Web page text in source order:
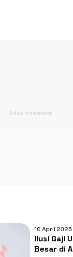
10 April 2026
Ilusi Gaji
Besar di